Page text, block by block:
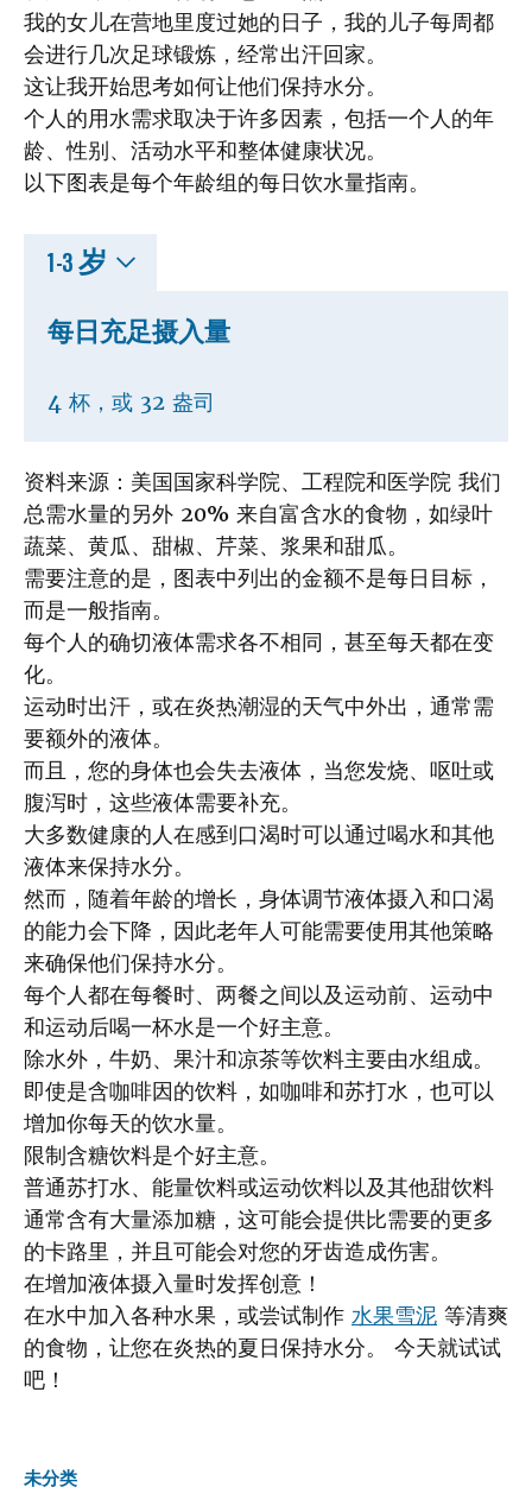
我的女儿在营地里度过她的日子，我的儿子每周都
会进行几次足球锻炼，经常出汗回家。
这让我开始思考如何让他们保持水分。
个人的用水需求取决于许多因素，包括一个人的年
龄、性别、活动水平和整体健康状况。
以下图表是每个年龄组的每日饮水量指南。
1-3 岁
每日充足摄入量
4 杯，或 32 盎司
资料来源：美国国家科学院、工程院和医学院 我们
总需水量的另外 20% 来自富含水的食物，如绿叶
蔬菜、黄瓜、甜椒、芹菜、浆果和甜瓜。
需要注意的是，图表中列出的金额不是每日目标，
而是一般指南。
每个人的确切液体需求各不相同，甚至每天都在变
化。
运动时出汗，或在炎热潮湿的天气中外出，通常需
要额外的液体。
而且，您的身体也会失去液体，当您发烧、呕吐或
腹泻时，这些液体需要补充。
大多数健康的人在感到口渴时可以通过喝水和其他
液体来保持水分。
然而，随着年龄的增长，身体调节液体摄入和口渴
的能力会下降，因此老年人可能需要使用其他策略
来确保他们保持水分。
每个人都在每餐时、两餐之间以及运动前、运动中
和运动后喝一杯水是一个好主意。
除水外，牛奶、果汁和凉茶等饮料主要由水组成。
即使是含咖啡因的饮料，如咖啡和苏打水，也可以
增加你每天的饮水量。
限制含糖饮料是个好主意。
普通苏打水、能量饮料或运动饮料以及其他甜饮料
通常含有大量添加糖，这可能会提供比需要的更多
的卡路里，并且可能会对您的牙齿造成伤害。
在增加液体摄入量时发挥创意！
在水中加入各种水果，或尝试制作 水果雪泥 等清爽
的食物，让您在炎热的夏日保持水分。 今天就试试
吧！
未分类